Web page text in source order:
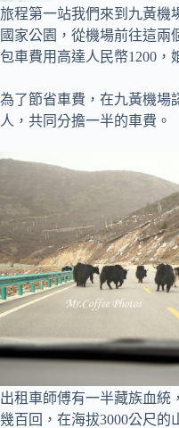
旅程第一站我們來到九黃機
國家公園， 從機場前往這兩
包車費用高達人民幣1200，
為了節省車費，在九黃機場
人，共同分擔一半的車費。
出租車師傅有一半藏族血統
幾百回， 在海拔3000公尺的